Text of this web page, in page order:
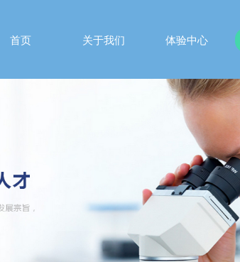
首页 关于我们 体验中心